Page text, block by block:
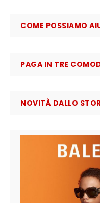
COME POSSIAMO
PAGA IN TRE
NOVITÀ DALLO